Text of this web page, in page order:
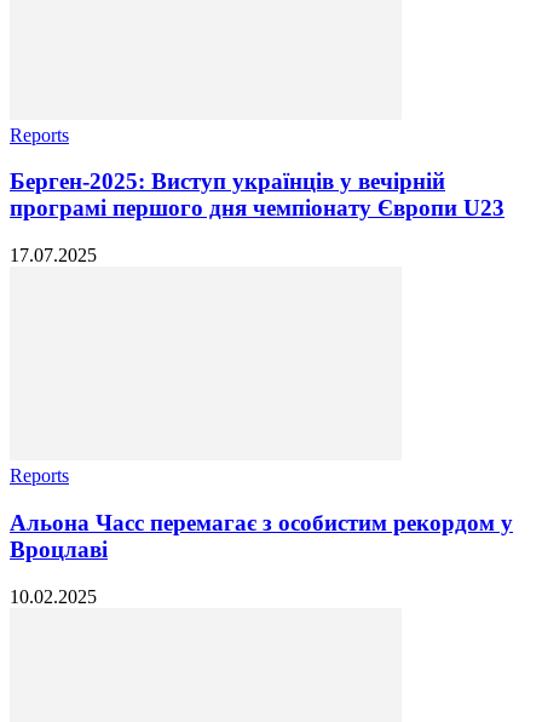
Reports
Берген-2025: Виступ українців у вечірній
програмі першого дня чемпіонату Європи U23
17.07.2025
Reports
Альона Часс перемагає з особистим рекордом у
Вроцлаві
10.02.2025